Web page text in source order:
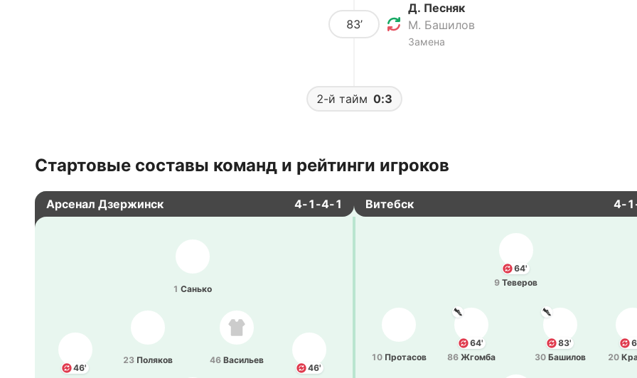
83’
Д. Песняк
М. Башилов
Замена
2-й тайм 0:3
Стартовые составы команд и рейтинги игроков
Арсенал Дзержинск 4-1-4-1 Витебск 4-
1 Санько
46'
23 По­ля­ков
46'
46 Ва­си­льев
83'
30 Ба­ши­лов
10 Про­та­сов
20
64'
86 Жгомба
64'
9 Те­ве­ров